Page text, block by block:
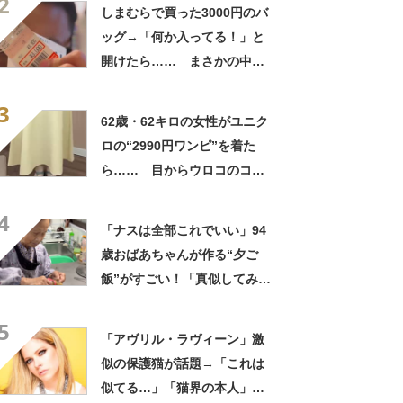
しまむらで買った3000円のバ
ッグ→「何か入ってる！」と
開けたら…… まさかの中身
62歳・62キロの女性がユニク
ロの“2990円ワンピ”を着た
ら…… 目からウロコのコー
「ナスは全部これでいい」94
歳おばあちゃんが作る“夕ご
飯”がすごい！「真似してみま
「アヴリル・ラヴィーン」激
似の保護猫が話題→「これは
似てる…」「猫界の本人」